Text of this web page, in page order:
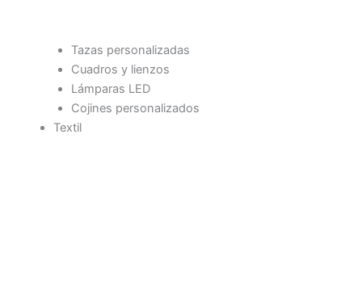
Tazas personalizadas
Cuadros y lienzos
Lámparas LED
Cojines personalizados
Textil